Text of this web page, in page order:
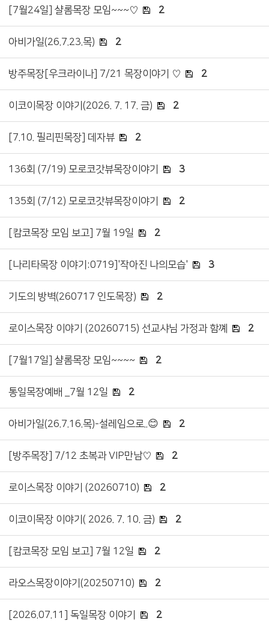
[7월24일] 샬롬목장 모임~~~♡ 2
아비가일(26.7.23.목) 2
방주목장[우크라이나] 7/21 목장이야기 ♡ 2
이코이목장 이야기(2026. 7. 17. 금) 2
[7.10. 필리핀목장] 데자뷰 2
136회 (7/19) 모로코갓뷰목장이야기 3
135회 (7/12) 모로코갓뷰목장이야기 2
[캄코목장 모임 보고] 7월 19일 2
[나리타목장 이야기:0719]'작아진 나의모습' 3
기도의 방벽(260717 인도목장) 2
로이스목장 이야기 (20260715) 선교샤님 가정과 함꼐 2
[7월17일] 샬롬목장 모임~~~~ 2
통일목장예배 _7월 12일 2
아비가일(26.7.16.목)-설레임으로..😊 2
[방주목장] 7/12 초복과 VIP만남♡ 2
로이스목장 이야기 (20260710) 2
이코이목장 이야기( 2026. 7. 10. 금) 2
[캄코목장 모임 보고] 7월 12일 2
라오스목장이야기(20250710) 2
[2026.07.11] 독일목장 이야기 2